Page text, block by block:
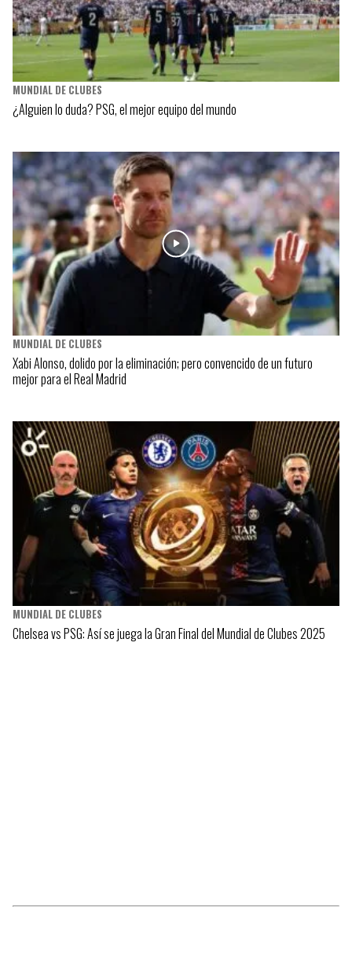
MUNDIAL DE CLUBES
¿Alguien lo duda? PSG, el mejor equipo del mundo
MUNDIAL DE CLUBES
Xabi Alonso, dolido por la eliminación; pero convencido de un futuro
mejor para el Real Madrid
MUNDIAL DE CLUBES
Chelsea vs PSG: Así se juega la Gran Final del Mundial de Clubes 2025